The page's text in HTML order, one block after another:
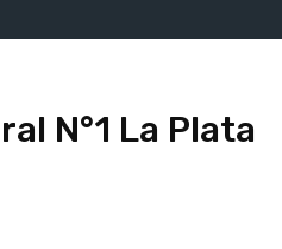
N°1 La Plata